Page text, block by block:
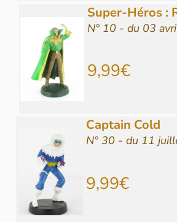
Super-Héros :
N° 10 - du 03
9,99€
Captain Cold
N° 30 - du 11
9,99€